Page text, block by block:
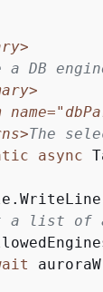
a DB
The
async
a list of